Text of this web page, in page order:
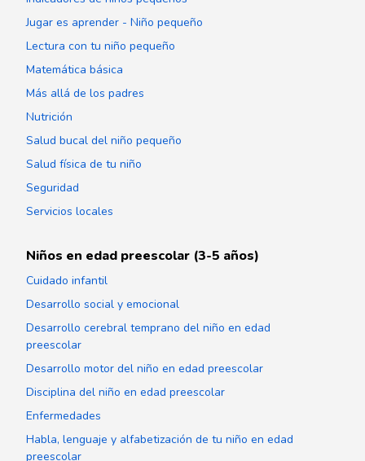
Jugar es aprender - Niño pequeño
Lectura con tu niño pequeño
Matemática básica
Más allá de los padres
Nutrición
Salud bucal del niño pequeño
Salud física de tu niño
Seguridad
Servicios locales
Niños en edad preescolar (3-5 años)
Cuidado infantil
Desarrollo social y emocional
Desarrollo cerebral temprano del niño en edad
preescolar
Desarrollo motor del niño en edad preescolar
Disciplina del niño en edad preescolar
Enfermedades
Habla, lenguaje y alfabetización de tu niño en edad
preescolar